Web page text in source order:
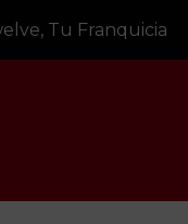
Tu Franquicia